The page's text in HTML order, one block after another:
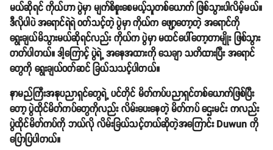
မယ်ဆိုရင် ကိုယ်ဟာ ပွဲမှာ မျက်စိစူးစေမယ့်သူတစ်ယောက် ဖြစ်သွားပါလိမ့်မယ်။
ဒီလိုပါပဲ အရောင်ရဲရဲ ဝတ်သင့်တဲ့ ပွဲမှာ ကိုယ်က ဖျော့တော့တဲ့ အရောင်ကို
ရွေးချယ်မိသွားမယ်ဆိုရင်လည်း ကိုယ်က ပွဲမှာ မထင်ပေါ်တော့တာမျိုး ဖြစ်သွား
တတ်ပါတယ်။ ဒါ့ကြောင့် ပွဲရဲ့ အနေအထားကို သေချာ သတိထားပြီး အရောင်
တွေကို ရွေးချယ်ဝတ်ဆင် ခြယ်သသင့်ပါတယ်။
နာမည်ကြီးအနုပညာရှင်တွေရဲ့ ပင်တိုင် မိတ်ကပ်ပညာရှင်တစ်ယောက်ဖြစ်ပြီး
တော့ ပွဲထိုင်မိတ်ကပ်တွေကိုလည်း လိမ်းပေးနေတဲ့ မိတ်ကပ် ဌေးမင်း ကလည်း
ပွဲထိုင်မိတ်ကပ်ကို ဘယ်လို လိမ်းခြယ်သင့်တယ်ဆိုတဲ့အကြောင်း Duwun ကို
ပြောပြပါတယ်။